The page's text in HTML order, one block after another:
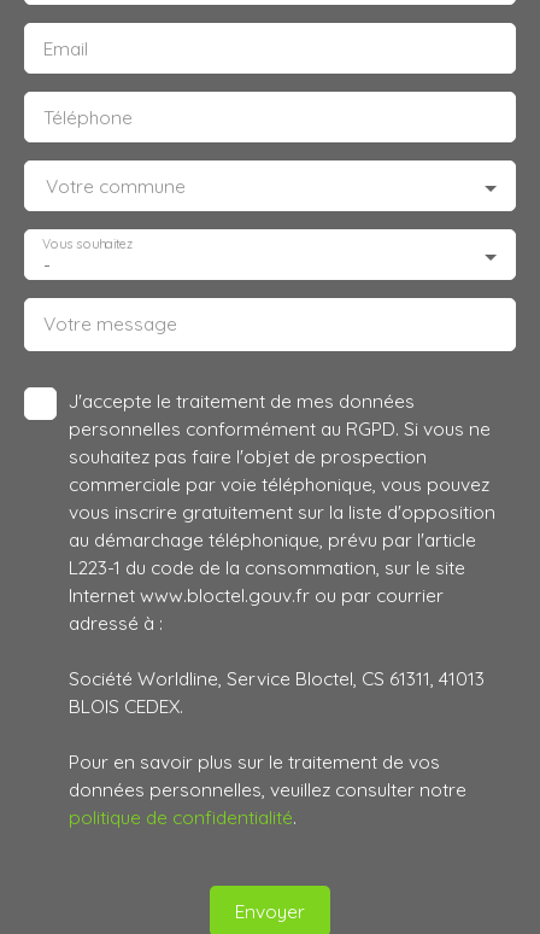
Email
Téléphone
Votre commune
-
Vous souhaitez
Votre message
J'accepte le traitement de mes données
personnelles conformément au RGPD. Si vous ne
souhaitez pas faire l'objet de prospection
commerciale par voie téléphonique, vous pouvez
vous inscrire gratuitement sur la liste d'opposition
au démarchage téléphonique, prévu par l'article
L223-1 du code de la consommation, sur le site
Internet www.bloctel.gouv.fr ou par courrier
adressé à :
Société Worldline, Service Bloctel, CS 61311, 41013
BLOIS CEDEX.
Pour en savoir plus sur le traitement de vos
données personnelles, veuillez consulter notre
politique de confidentialité.
Envoyer